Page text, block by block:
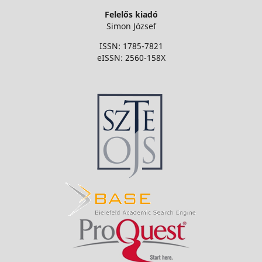
Felelős kiadó
Simon József
ISSN: 1785-7821
eISSN: 2560-158X